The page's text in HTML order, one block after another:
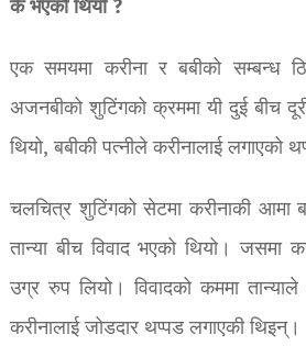
के भएको थियो ?
एक समयमा करीना र बबीको सम्बन्ध
अजनबीको शुटिंगको क्रममा यी दुई बीच
थियो, बबीकी पत्नीले करीनालाई लगाएको
चलचित्र शुटिंगको सेटमा करीनाकी आमा
तान्या बीच विवाद भएको थियो। जसमा
उग्र रुप लियो। विवादको कममा
करीनालाई जोडदार थप्पड लगाएकी थिइन्।